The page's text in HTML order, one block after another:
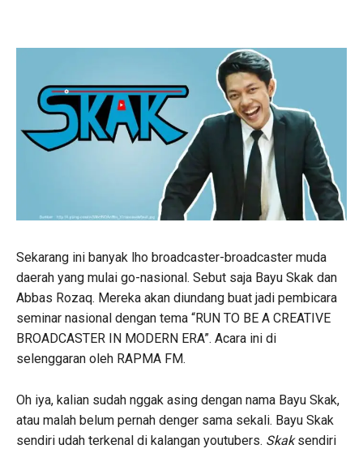
Sekarang ini banyak lho broadcaster-broadcaster muda
daerah yang mulai go-nasional. Sebut saja Bayu Skak dan
Abbas Rozaq. Mereka akan diundang buat jadi pembicara
seminar nasional dengan tema “RUN TO BE A CREATIVE
BROADCASTER IN MODERN ERA”. Acara ini di
selenggaran oleh RAPMA FM.
Oh iya, kalian sudah nggak asing dengan nama Bayu Skak,
atau malah belum pernah denger sama sekali. Bayu Skak
sendiri udah terkenal di kalangan youtubers. Skaksendiri